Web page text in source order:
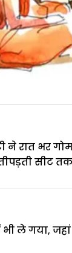
रात भर
सीट
भी ले गया,